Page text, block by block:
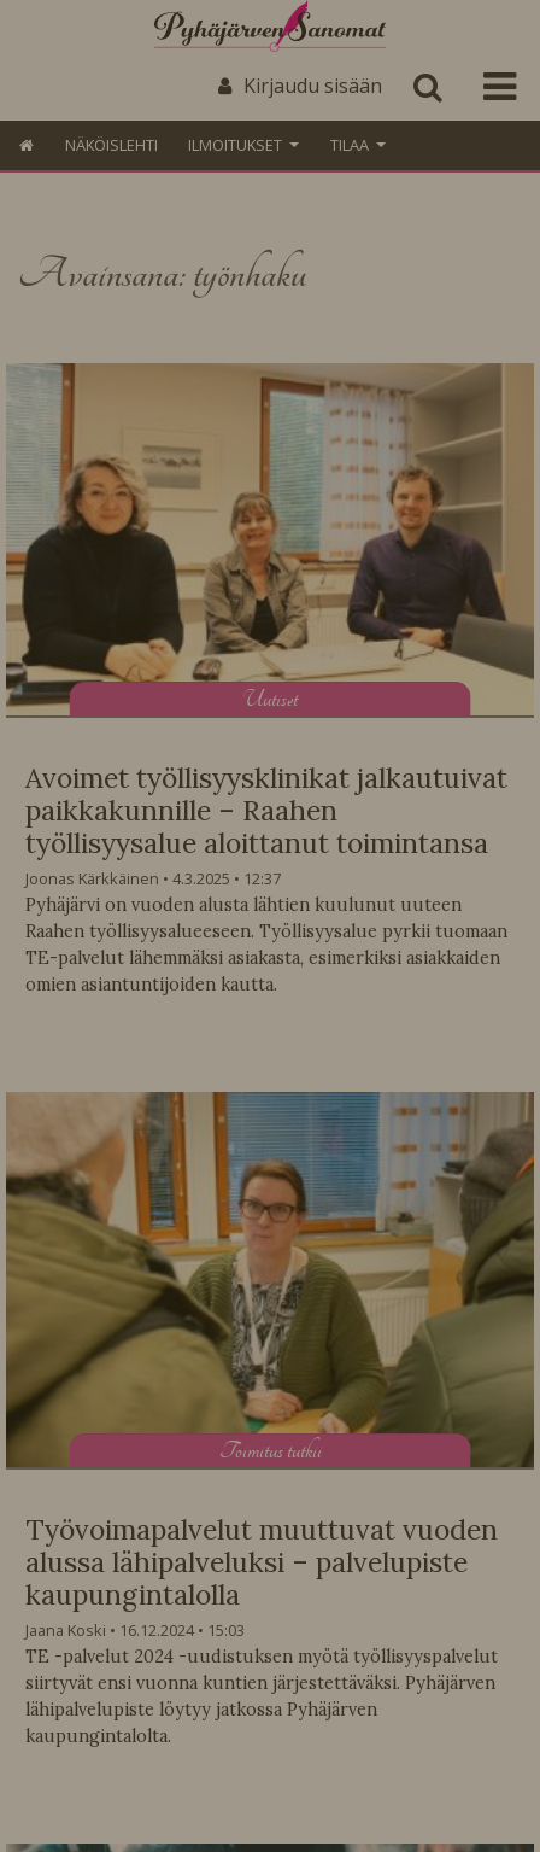
Kirjaudu sisään
NÄKÖISLEHTI ILMOITUKSET TILAA
Avainsana: työnhaku
Uutiset
Avoimet työllisyysklinikat jalkautuivat
paikkakunnille – Raahen
työllisyysalue aloittanut toimintansa
Joonas Kärkkäinen 4.3.2025
12:37
Pyhäjärvi on vuoden alusta lähtien kuulunut uuteen
Raahen työllisyysalueeseen. Työllisyysalue pyrkii tuomaan
TE-palvelut lähemmäksi asiakasta, esimerkiksi asiakkaiden
omien asiantuntijoiden kautta.
Toimitus tutkii
Työvoimapalvelut muuttuvat vuoden
alussa lähipalveluksi – palvelupiste
kaupungintalolla
Jaana Koski 16.12.2024
15:03
TE -palvelut 2024 -uudistuksen myötä työllisyyspalvelut
siirtyvät ensi vuonna kuntien järjestettäväksi. Pyhäjärven
lähipalvelupiste löytyy jatkossa Pyhäjärven
kaupungintalolta.